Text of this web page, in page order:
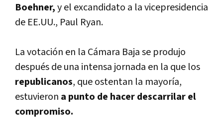
Boehner,y el excandidato a la vicepresidencia
de EE.UU., Paul Ryan.
La votación en la Cámara Baja se produjo
después de una intensa jornada en la que los
republicanos, que ostentan la mayoría,
estuvieron a punto de hacer descarrilar el
compromiso.